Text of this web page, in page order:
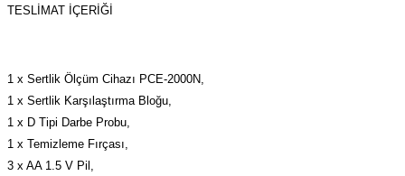
TESLİMAT İÇERİĞİ
1 x Sertlik Ölçüm Cihazı PCE-2000N,
1 x Sertlik Karşılaştırma Bloğu,
1 x D Tipi Darbe Probu,
1 x Temizleme Fırçası,
3 x AA 1.5 V Pil,